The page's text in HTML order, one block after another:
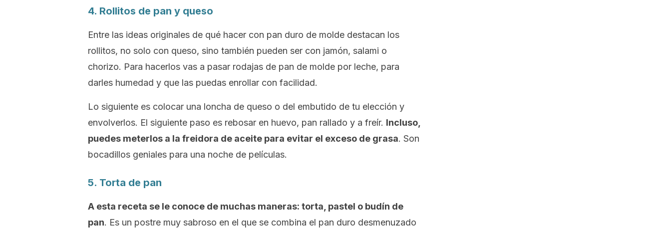
4. Rollitos de pan y queso
Entre las ideas originales de qué hacer con pan duro de molde destacan los
rollitos, no solo con queso, sino también pueden ser con jamón, salami o
chorizo. Para hacerlos vas a pasar rodajas de pan de molde por leche, para
darles humedad y que las puedas enrollar con facilidad.
Lo siguiente es colocar una loncha de queso o del embutido de tu elección y
envolverlos. El siguiente paso es rebosar en huevo, pan rallado y a freír. Incluso,
puedes meterlos a la freidora de aceite para evitar el exceso de grasa. Son
bocadillos geniales para una noche de películas.
5. Torta de pan
A esta receta se le conoce de muchas maneras: torta, pastel o budín de
pan. Es un postre muy sabroso en el que se combina el pan duro desmenuzado